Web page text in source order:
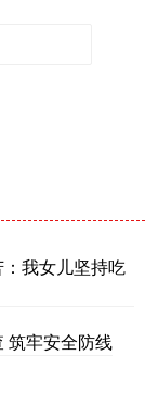
我女儿坚持吃
筑牢安全防线